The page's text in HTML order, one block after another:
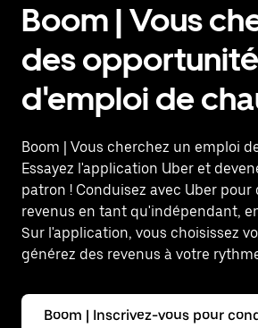
Boom | Vous
des
d'emploi de
Boom | Vous cherchez un emploi
Essayez l'application Uber et
patron ! Conduisez avec Uber pour
revenus en tant qu'indépendant,
Sur l'application, vous choisissez
générez des revenus à votre
Boom | Inscrivez-vous pour